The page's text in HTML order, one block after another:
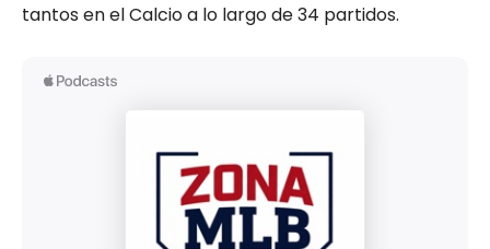
tantos en el Calcio a lo largo de 34 partidos.